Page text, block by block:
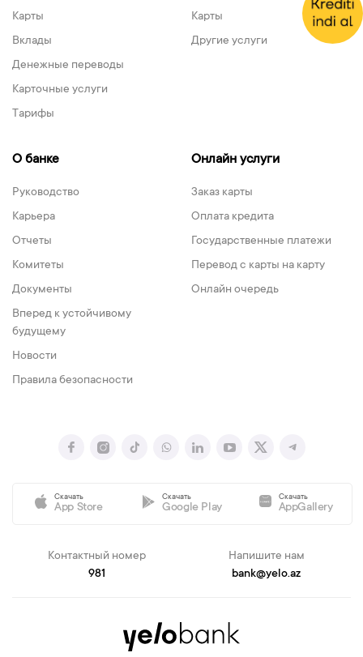
Карты
Вклады
Денежные переводы
Карточные услуги
Тарифы
Карты
Другие услуги
О банке
Руководство
Карьера
Отчеты
Комитеты
Документы
Вперед к устойчивому
будущему
Новости
Правила безопасности
Онлайн услуги
Заказ карты
Оплата кредита
Государственные платежи
Перевод с карты на карту
Онлайн очередь
Скачать
App Store
Скачать
Google Play
Скачать
AppGallery
Контактный номер
981
Напишите нам
bank@yelo.az